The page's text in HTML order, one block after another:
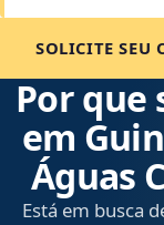
SOLICITE SEU
Por que
em
Águas
Está em busca